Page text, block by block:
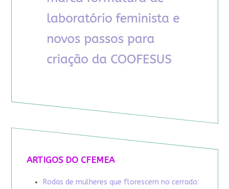
ARTIGOS DO CFEMEA
Rodas de mulheres que florescem no cerrado: